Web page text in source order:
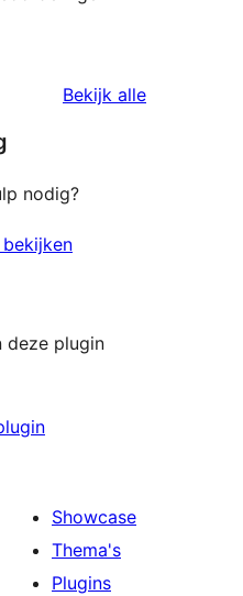
Bekijk alle
nodig?
deze plugin
Showcase
Thema's
Plugins